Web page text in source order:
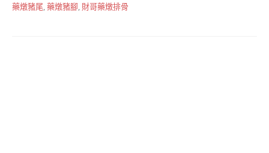
藥燉豬尾,藥燉豬腳, 財哥藥燉排骨